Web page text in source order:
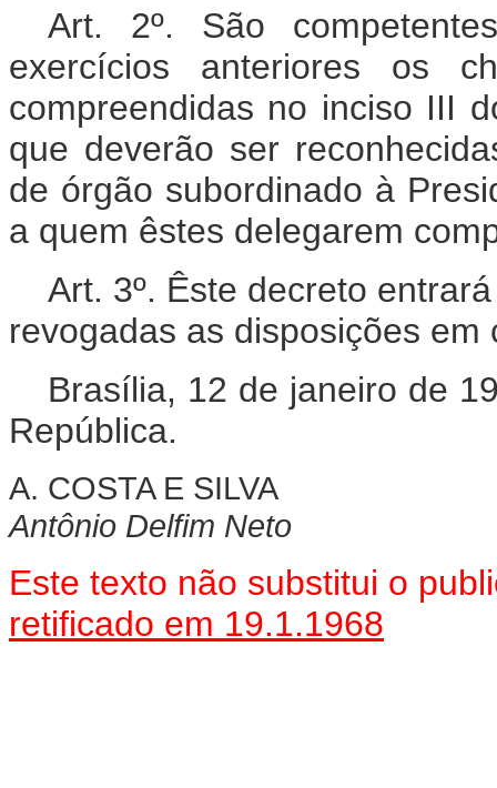
Art. 2º. São
exercícios anteriores os
compreendidas no inciso III
que deverão ser
de órgão subordinado à
a quem êstes delegarem
Art. 3º. Êste decreto
revogadas as disposições em
Brasília, 12 de janeiro de
República.
A. COSTA E SILVA
Antônio Delfim Neto
Este texto não substitui o
retificado em 19.1.1968